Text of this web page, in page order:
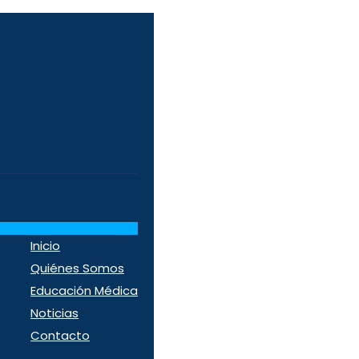
Inicio
Quiénes Somos
Educación Médica
Noticias
Contacto